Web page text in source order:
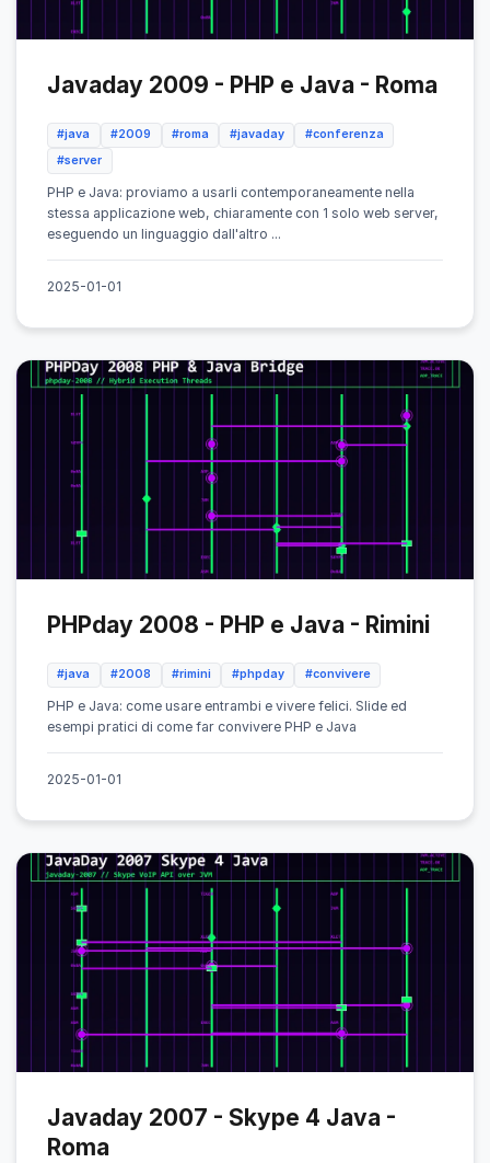
Javaday 2009 - PHP e Java - Roma
#java #2009 #roma #javaday
#conferenza
#server
PHP e Java: proviamo a usarli contemporaneamente nella
stessa applicazione web, chiaramente con 1 solo web server,
eseguendo un linguaggio dall'altro ...
2025-01-01
PHPday 2008 - PHP e Java - Rimini
#java #2008 #rimini #phpday #convivere
PHP e Java: come usare entrambi e vivere felici. Slide ed
esempi pratici di come far convivere PHP e Java
2025-01-01
Javaday 2007 - Skype 4 Java -
Roma